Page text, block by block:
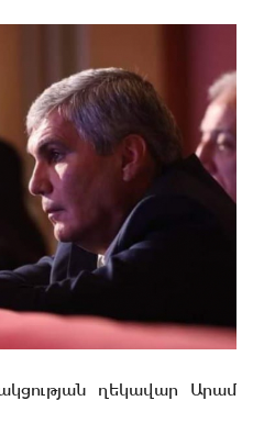
ղեկավար Արամ